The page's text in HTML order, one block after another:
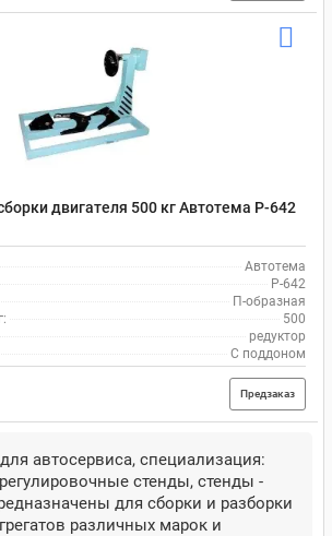
двигателя 500 кг Автотема Р-642
Автотема
Р-642
П-образная
500
редуктор
С поддоном
Предзаказ
автосервиса, специализация:
стенды, стенды -
для сборки и разборки
различных марок и